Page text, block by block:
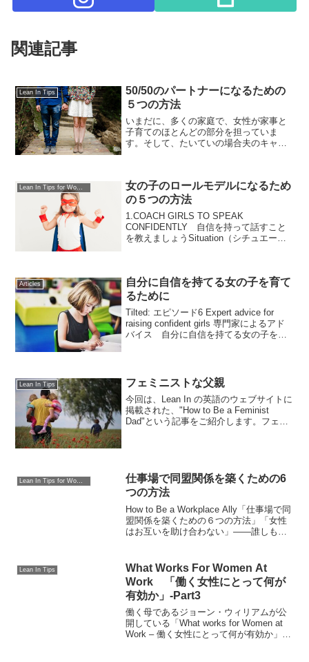
関連記事
Lean In Tips
50/50のパートナーになるための
５つの方法
いまだに、多くの家庭で、女性が家事と
子育てのほとんどの部分を担っていま
す。そして、たいていの場合夫のキャリ
ているカップルは、より充実...
女の子のロールモデルになるため
の５つの方法
1.COACH GIRLS TO SPEAK
CONFIDENTLY 自信を持って話すこと
を教えましょうSituation（シチュエーシ
Articles
自分に自信を持てる女の子を育て
るために
Tilted: エピソード6 Expert advice for
raising confident girls 専門家によるアド
バイス 自分に自信を持てる女の子を育
Lean In Tips フェミニストな父親
今回は、Lean In の英語のウェブサイトに
掲載された、"How to Be a Feminist
Dad"という記事をご紹介します。フェミ
仕事場で同盟関係を築くための6
つの方法
How to Be a Workplace Ally「仕事場で同
盟関係を築くための６つの方法」「女性
はお互いを助け合わない」――誰しもが
りません。女性同士でも仕事場でパ...
Lean In Tips
What Works For Women At
Work 「働く女性にとって何が
有効か」-Part3
働く母であるジョーン・ウィリアムが公
開している「What works for Women at
Work – 働く女性にとって何が有効か」で